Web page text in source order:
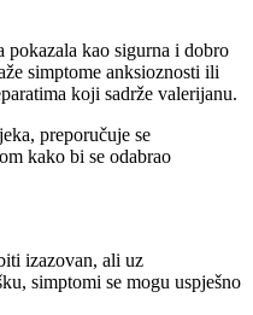
pokazala kao sigurna i dobro
simptome anksioznosti ili
koji sadrže valerijanu.
preporučuje se
kako bi se odabrao
izazovan, ali uz
simptomi se mogu uspješno